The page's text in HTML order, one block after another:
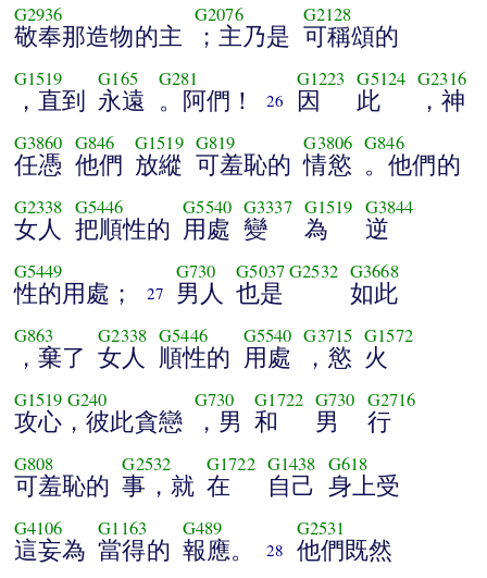
G2936
敬奉那造物的主
G2076
；主乃是
G2128
可稱頌的
G1519
，直到
G165
永遠
G281
。阿們！ 26
G1223
因
G5124
此
G2316
，神
G3860
任憑
G846
他們
G1519
放縱
G819
可羞恥的
G3806
情慾
G846
。他們的
G2338
女人
G5446
把順性的
G5540
用處
G3337
變
G1519
為
G3844
逆
G5449
性的用處； 27
G730
男人
G5037G2532
也是
G3668
如此
G863
，棄了
G2338
女人
G5446
順性的
G5540
用處
G3715
，慾
G1572
火
G1519 G240
攻心，彼此貪戀
G730
，男
G1722
和
G730
男
G2716
行
G808
可羞恥的
G2532
事，就
G1722
在
G1438
自己
G618
身上受
G4106
這妄為
G1163
當得的
G489
報應。 28
G2531
他們既然